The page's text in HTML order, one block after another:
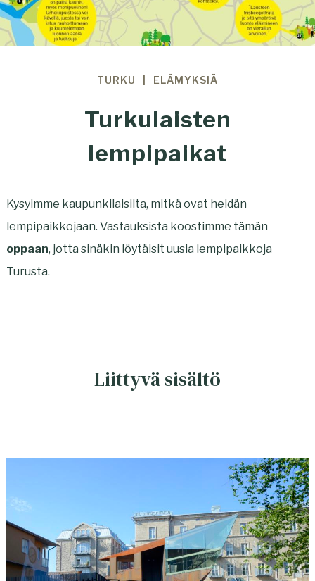
TURKU ELÄMYKSIÄ
Turkulaisten
lempipaikat
Kysyimme kaupunkilaisilta, mitkä ovat heidän
lempipaikkojaan. Vastauksista koostimme tämän
oppaan, jotta sinäkin löytäisit uusia lempipaikkoja
Turusta.
Liittyvä sisältö